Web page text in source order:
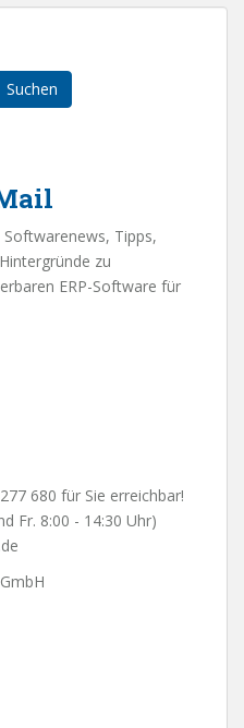
Suchen
Tipps,
zu
ERP-Software für
680 für Sie erreichbar!
Fr. 8:00 - 14:30 Uhr)